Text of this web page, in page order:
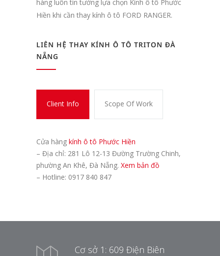
hàng luôn tin tưởng lựa chọn Kính ô tô Phước
Hiền khi cần thay kính ô tô FORD RANGER.
LIÊN HỆ THAY KÍNH Ô TÔ TRITON ĐÀ
NẴNG
Client Info Scope Of Work
Cửa hàng kính ô tô Phước Hiền
– Địa chỉ: 281 Lô 12-13 Đường Trường Chinh,
phường An Khê, Đà Nẵng. Xem bản đồ
– Hotline: 0917 840 847
Cơ sở 1: 609 Điện Biên